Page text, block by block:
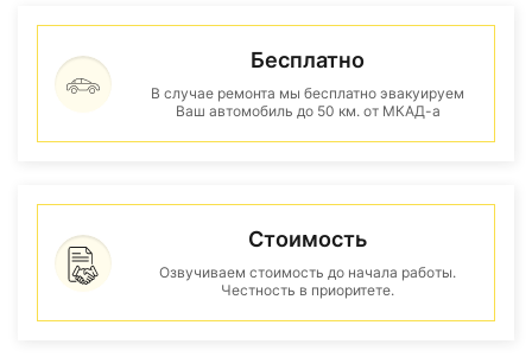
Бесплатно
В случае ремонта мы бесплатно эвакуируем
Ваш автомобиль до 50 км. от МКАД-а
Стоимость
Озвучиваем стоимость до начала работы.
Честность в приоритете.